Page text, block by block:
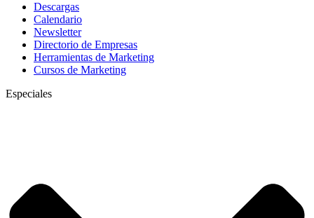
Descargas
Calendario
Newsletter
Directorio de Empresas
Herramientas de Marketing
Cursos de Marketing
Especiales